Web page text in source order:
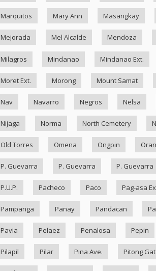
Marquitos Mary Ann Masangkay
Mejorada Mel Alcalde Mendoza
Milagros Mindanao Mindanao Ext.
Moret Ext. Morong Mount Samat
Nav Navarro Negros Nelsa
Nijaga Norma North Cemetery
Old Torres Omena Ongpin
P. Guevarra P. Guevarra P. Guevarra
P.U.P. Pacheco Paco Pag-asa
Pampanga Panay Pandacan
Pavia Pelaez Penalosa Pepin
Pilapil Pilar Pina Ave. Pitong